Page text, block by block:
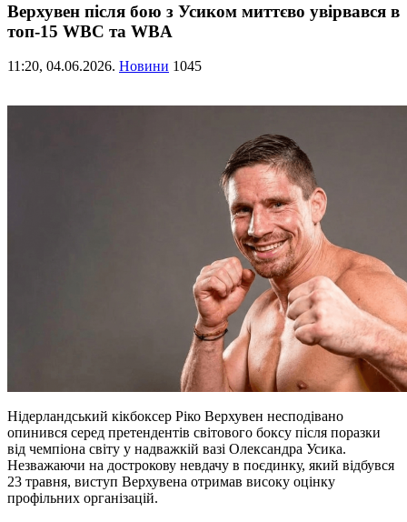
Верхувен після бою з Усиком миттєво увірвався в
топ-15 WBC та WBA
11:20, 04.06.2026. Новини 1045
Нідерландський кікбоксер Ріко Верхувен несподівано
опинився серед претендентів світового боксу після поразки
від чемпіона світу у надважкій вазі Олександра Усика.
Незважаючи на дострокову невдачу в поєдинку, який відбувся
23 травня, виступ Верхувена отримав високу оцінку
профільних організацій.